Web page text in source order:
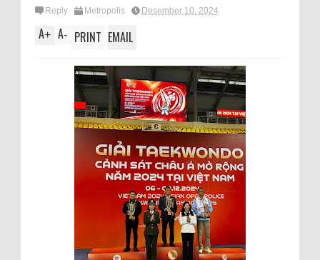
Reply Metropolis Desember 10, 2024
A+ A- PRINT EMAIL